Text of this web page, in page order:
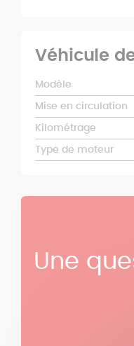
Véhicule
Modèle
Mise en circulation
Kilométrage
Type de moteur
Une